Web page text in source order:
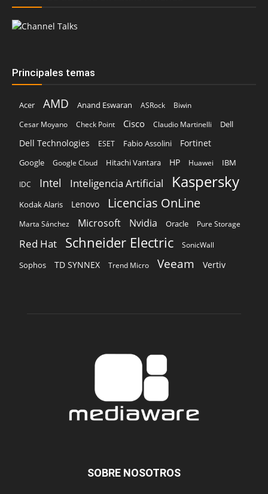
Principales temas
Acer AMD Anand Eswaran ASRock
Biwin
Cesar Moyano
Check Point Cisco Claudio Martinelli Dell
Dell Technologies ESET Fabio Assolini Fortinet
Google Google Cloud Hitachi Vantara HP Huawei IBM
IDC Intel Inteligencia Artificial Kaspersky
Kodak Alaris Lenovo Licencias OnLine
Marta Sánchez Microsoft Nvidia Oracle Pure Storage
Red Hat Schneider Electric SonicWall
Sophos TD SYNNEX Trend Micro Veeam Vertiv
SOBRE NOSOTROS